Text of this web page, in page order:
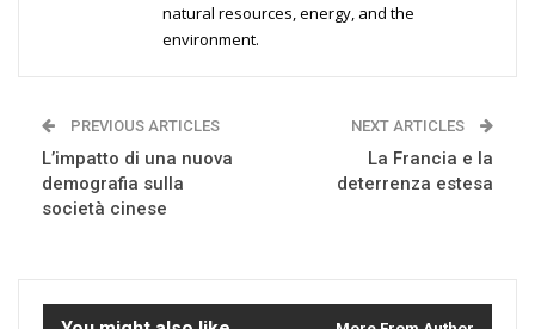
natural resources, energy, and the
environment.
PREVIOUS ARTICLES
L’impatto di una nuova
demografia sulla
società cinese
NEXT ARTICLES
La Francia e la
deterrenza estesa